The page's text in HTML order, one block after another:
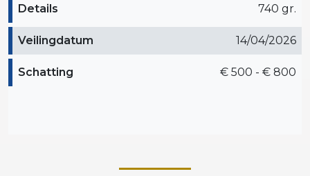
Details 740 gr.
Veilingdatum 14/04/2026
Schatting € 500 - € 800